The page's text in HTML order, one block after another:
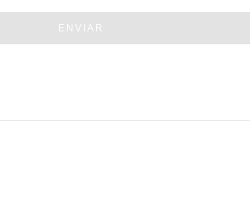
ENVIAR